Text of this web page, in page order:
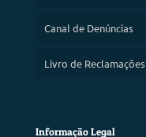
Canal de Denúncias
Livro de Reclamações
Informação Legal